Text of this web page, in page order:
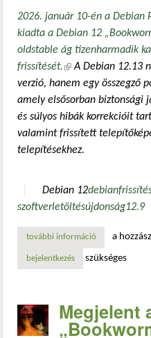
2026. január 10-én a Debian
kiadta a Debian 12
oldstable ág tizenharmadik
frissítését.(külső hivatkozás)
A Debian 12.13
verzió, hanem egy összegző
amely elsősorban biztonsági
és súlyos hibák korrekcióit
valamint frissített
telepítésekhez.
Debian 12debian
szoftverletöltésújdonság12.9
további információmegjelent a
a
bejelentkezés szükséges
Megjelent